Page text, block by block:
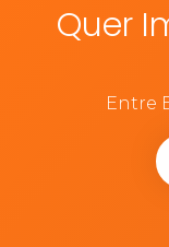
Quer
Entre